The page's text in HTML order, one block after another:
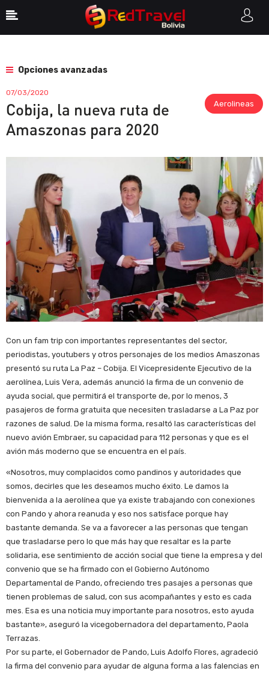
Opciones avanzadas
Aerolineas
07/03/2020
Cobija, la nueva ruta de
Amaszonas para 2020
Con un fam trip con importantes representantes del sector,
periodistas, youtubers y otros personajes de los medios Amaszonas
presentó su ruta La Paz – Cobija. El Vicepresidente Ejecutivo de la
aerolínea, Luis Vera, además anunció la firma de un convenio de
ayuda social, que permitirá el transporte de, por lo menos, 3
pasajeros de forma gratuita que necesiten trasladarse a La Paz por
razones de salud. De la misma forma, resaltó las características del
nuevo avión Embraer, su capacidad para 112 personas y que es el
avión más moderno que se encuentra en el país.
«Nosotros, muy complacidos como pandinos y autoridades que
somos, decirles que les deseamos mucho éxito. Le damos la
bienvenida a la aerolínea que ya existe trabajando con conexiones
con Pando y ahora reanuda y eso nos satisface porque hay
bastante demanda. Se va a favorecer a las personas que tengan
que trasladarse pero lo que más hay que resaltar es la parte
solidaria, ese sentimiento de acción social que tiene la empresa y del
convenio que se ha firmado con el Gobierno Autónomo
Departamental de Pando, ofreciendo tres pasajes a personas que
tienen problemas de salud, con sus acompañantes y esto es cada
mes. Esa es una noticia muy importante para nosotros, esto ayuda
bastante», aseguró la vicegobernadora del departamento, Paola
Terrazas.
Por su parte, el Gobernador de Pando, Luis Adolfo Flores, agradeció
la firma del convenio para ayudar de alguna forma a las falencias en